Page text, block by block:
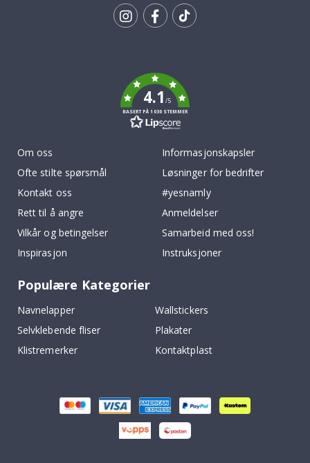
4.1/5
BASERT PÅ 1030 STEMMER
Om oss
Ofte stilte spørsmål
Kontakt oss
Rett til å angre
Vilkår og betingelser
Inspirasjon
Informasjonskapsler
Løsninger for bedrifter
#yesnamly
Anmeldelser
Samarbeid med oss!
Instruksjoner
Populære Kategorier
Navnelapper
Wallstickers
Selvklebende fliser
Plakater
Klistremerker
Kontaktplast